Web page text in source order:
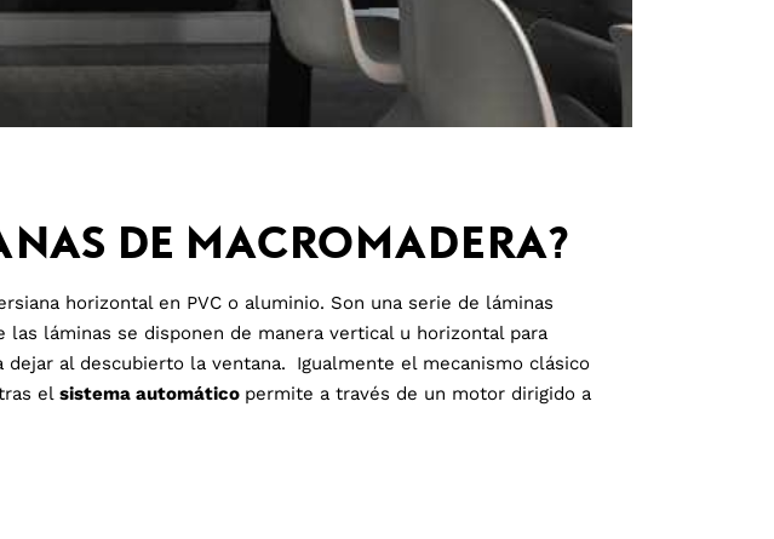
DE MACROMADERA?
horizontal en PVC o aluminio. Son una serie de láminas
láminas se disponen de manera vertical u horizontal para
al descubierto la ventana.
Igualmente el mecanismo clásico
el sistema automático permite a través de un motor dirigido a